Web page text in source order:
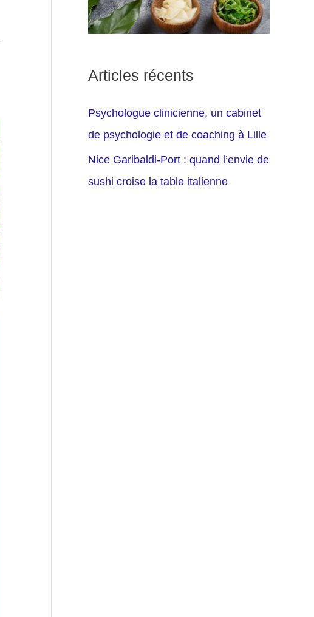
Articles récents
Psychologue clinicienne, un cabinet
de psychologie et de coaching à Lille
Nice Garibaldi-Port : quand l’envie de
sushi croise la table italienne